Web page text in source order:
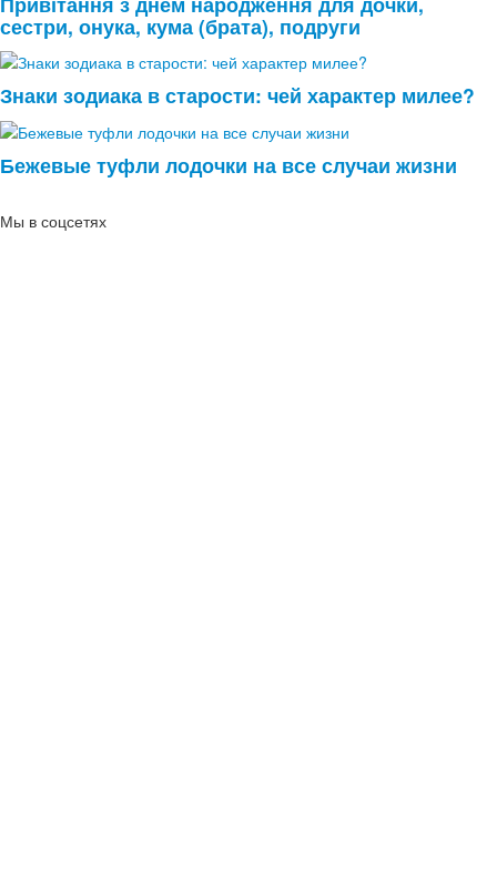
сестри, онука, кума (брата), подруги
Знаки зодиака в старости: чей характер милее?
Бежевые туфли лодочки на все случаи жизни
Мы в соцсетях